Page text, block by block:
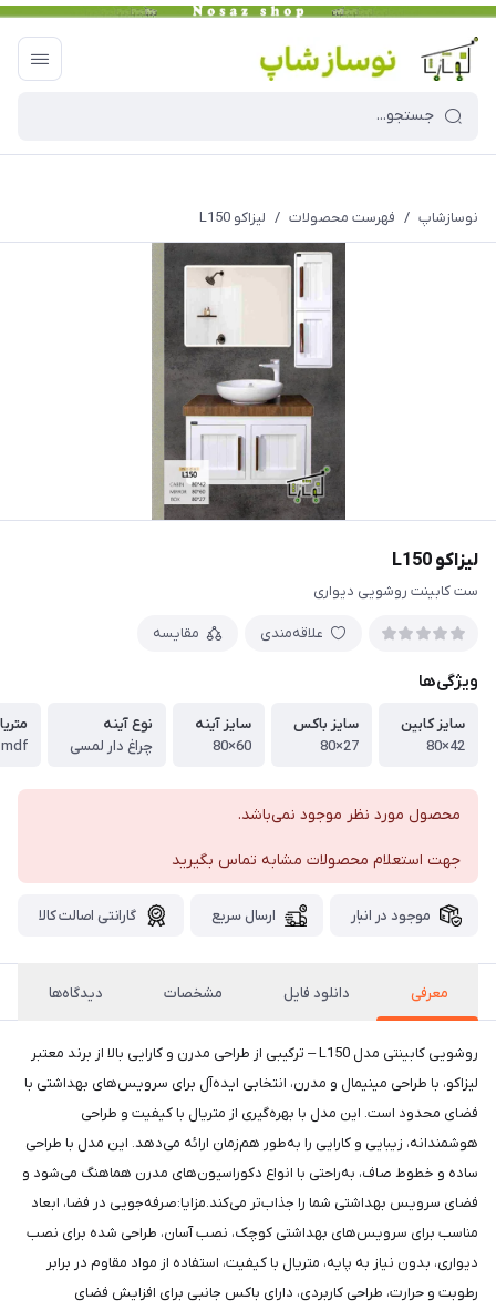
نوسازشاپ / فهرست محصولات / لیزاکو L150
لیزاکو L150
ست کابینت روشویی دیواری
علاقه‌مندی مقایسه
ویژگی‌ها
سایز کابین
42×80
سایز باکس
27×80
سایز آینه
60×80
نوع آینه
چراغ دار لمسی
mdf طرح چوب
محصول مورد نظر موجود نمی‌باشد.
جهت استعلام محصولات مشابه تماس بگیرید
موجود در انبار ارسال سریع گارانتی اصالت کالا
معرفی دانلود فایل مشخصات دیدگاه‌ها
روشویی کابینتی مدل L150 – ترکیبی از طراحی مدرن و کارایی بالا از برند معتبر
لیزاکو، با طراحی مینیمال و مدرن، انتخابی ایده‌آل برای سرویس‌های بهداشتی با
فضای محدود است. این مدل با بهره‌گیری از متریال با کیفیت و طراحی
هوشمندانه، زیبایی و کارایی را به‌طور هم‌زمان ارائه می‌دهد. این مدل با طراحی
ساده و خطوط صاف، به‌راحتی با انواع دکوراسیون‌های مدرن هماهنگ می‌شود و
فضای سرویس بهداشتی شما را جذاب‌تر می‌کند.مزایا:صرفه‌جویی در فضا، ابعاد
مناسب برای سرویس‌های بهداشتی کوچک، نصب آسان، طراحی شده برای نصب
دیواری، بدون نیاز به پایه، متریال با کیفیت، استفاده از مواد مقاوم در برابر
رطوبت و حرارت، طراحی کاربردی، دارای باکس جانبی برای افزایش فضای